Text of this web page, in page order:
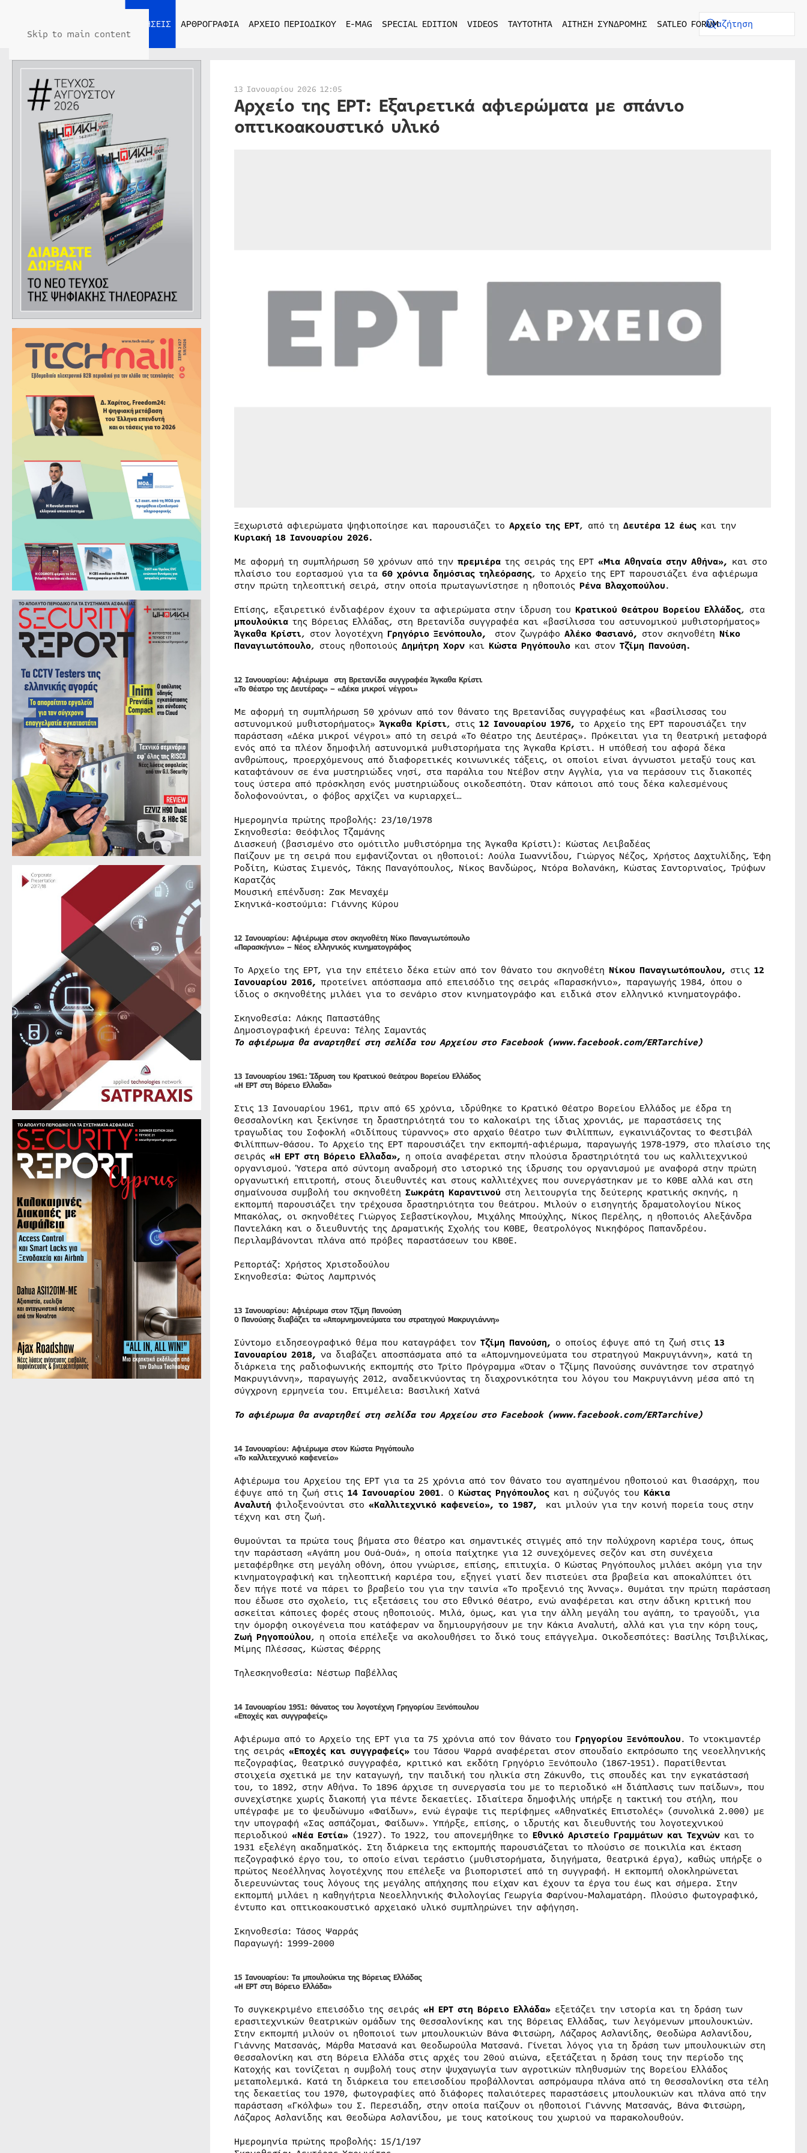
Skip to main content
ΕΙΔΗΣΕΙΣ ΑΡΘΡΟΓΡΑΦΙΑ ΑΡΧΕΙΟ ΠΕΡΙΟΔΙΚΟΥ E-MAG SPECIAL EDITION VIDEOS ΤΑΥΤΟΤΗΤΑ ΑΙΤΗΣΗ ΣΥΝΔΡΟΜΗΣ SATLEO FORUM
13 Ιανουαρίου 2026 12:05
Αρχείο της ΕΡΤ: Εξαιρετικά αφιερώματα με σπάνιο
οπτικοακουστικό υλικό
Ξεχωριστά αφιερώματα ψηφιοποίησε και παρουσιάζει το Αρχείο της ΕΡΤ, από τη Δευτέρα 12 έως και την
Κυριακή 18 Ιανουαρίου 2026.
Με αφορμή τη συμπλήρωση 50 χρόνων από την πρεμιέρατης σειράς της ΕΡΤ «Μια Αθηναία στην Αθήνα», και στο
πλαίσιο του εορτασμού για τα 60 χρόνια δημόσιας τηλεόρασης, το Αρχείο της ΕΡΤ παρουσιάζει ένα αφιέρωμα
στην πρώτη τηλεοπτική σειρά, στην οποία πρωταγωνίστησε η ηθοποιός Ρένα Βλαχοπούλου.
Επίσης, εξαιρετικό ένδιαφέρον έχουν τα αφιερώματα στην ίδρυση του Κρατικού Θεάτρου Βορείου Ελλάδος, στα
μπουλούκιατης Βόρειας Ελλάδας, στη Βρετανίδα συγγραφέα και «βασίλισσα του αστυνομικού μυθιστορήματος»
Άγκαθα Κρίστι, στον λογοτέχνη Γρηγόριο Ξενόπουλο, στον ζωγράφο Αλέκο Φασιανό, στον σκηνοθέτη Νίκο
Παναγιωτόπουλο, στους ηθοποιούς Δημήτρη Χορνκαι Κώστα Ρηγόπουλοκαι στον Τζίμη Πανούση.
12 Ιανουαρίου: Αφιέρωμα στη Βρετανίδα συγγραφέα Άγκαθα Κρίστι
«Το Θέατρο της Δευτέρας» – «Δέκα μικροί νέγροι»
Με αφορμή τη συμπλήρωση 50 χρόνων από τον θάνατο της Βρετανίδας συγγραφέως και «βασίλισσας του
αστυνομικού μυθιστορήματος» Άγκαθα Κρίστι, στις 12 Ιανουαρίου 1976, το Αρχείο της ΕΡΤ παρουσιάζει την
παράσταση «Δέκα μικροί νέγροι» από τη σειρά «Το Θέατρο της Δευτέρας». Πρόκειται για τη θεατρική μεταφορά
ενός από τα πλέον δημοφιλή αστυνομικά μυθιστορήματα της Άγκαθα Κρίστι. Η υπόθεσή του αφορά δέκα
ανθρώπους, προερχόμενους από διαφορετικές κοινωνικές τάξεις, οι οποίοι είναι άγνωστοι μεταξύ τους και
καταφτάνουν σε ένα μυστηριώδες νησί, στα παράλια του Ντέβον στην Αγγλία, για να περάσουν τις διακοπές
τους ύστερα από πρόσκληση ενός μυστηριώδους οικοδεσπότη. Όταν κάποιοι από τους δέκα καλεσμένους
δολοφονούνται, ο φόβος αρχίζει να κυριαρχεί…
Ημερομηνία πρώτης προβολής: 23/10/1978
Σκηνοθεσία: Θεόφιλος Τζαμάνης
Διασκευή (βασισμένο στο ομότιτλο μυθιστόρημα της Άγκαθα Κρίστι): Κώστας Λειβαδέας
Παίζουν με τη σειρά που εμφανίζονται οι ηθοποιοί: Λούλα Ιωαννίδου, Γιώργος Νέζος, Χρήστος Δαχτυλίδης, Έφη
Ροδίτη, Κώστας Σιμενός, Τάκης Παναγόπουλος, Νίκος Βανδώρος, Ντόρα Βολανάκη, Κώστας Σαντοριναίος, Τρύφων
Καρατζάς
Μουσική επένδυση: Ζακ Μεναχέμ
Σκηνικά-κοστούμια: Γιάννης Κύρου
12 Ιανουαρίου: Αφιέρωμα στον σκηνοθέτη Νίκο Παναγιωτόπουλο
«Παρασκήνιο» – Νέος ελληνικός κινηματογράφος
Το Αρχείο της ΕΡΤ, για την επέτειο δέκα ετών από τον θάνατο του σκηνοθέτη Νίκου Παναγιωτόπουλου, στις 12
Ιανουαρίου 2016, προτείνει απόσπασμα από επεισόδιο της σειράς «Παρασκήνιο», παραγωγής 1984, όπου ο
ίδιος ο σκηνοθέτης μιλάει για το σενάριο στον κινηματογράφο και ειδικά στον ελληνικό κινηματογράφο.
Σκηνοθεσία: Λάκης Παπαστάθης
Δημοσιογραφική έρευνα: Τέλης Σαμαντάς
Το αφιέρωμα θα αναρτηθεί στη σελίδα του Αρχείου στο Facebook (www.facebook.com/ERTarchive)
13 Ιανουαρίου 1961:Ίδρυση του Κρατικού Θεάτρου Βορείου Ελλάδος
«Η ΕΡΤ στη Βόρειο Ελλαδα»
Στις 13 Ιανουαρίου 1961, πριν από 65 χρόνια, ιδρύθηκε το Κρατικό Θέατρο Βορείου Ελλάδος με έδρα τη
Θεσσαλονίκη και ξεκίνησε τη δραστηριότητά του το καλοκαίρι της ίδιας χρονιάς, με παραστάσεις της
τραγωδίας του Σοφοκλή «Οιδίπους τύραννος» στο αρχαίο θέατρο των Φιλίππων, εγκαινιάζοντας το Φεστιβάλ
Φιλίππων-Θάσου. Το Αρχείο της ΕΡΤ παρουσιάζει την εκπομπή-αφιέρωμα, παραγωγής 1978-1979, στο πλαίσιο της
σειράς «Η ΕΡΤ στη Βόρειο Ελλαδα», η οποία αναφέρεται στην πλούσια δραστηριότητά του ως καλλιτεχνικού
οργανισμού. Ύστερα από σύντομη αναδρομή στο ιστορικό της ίδρυσης του οργανισμού με αναφορά στην πρώτη
οργανωτική επιτροπή, στους διευθυντές και στους καλλιτέχνες που συνεργάστηκαν με το ΚΘΒΕ αλλά και στη
σημαίνουσα συμβολή του σκηνοθέτη Σωκράτη Καραντινού στη λειτουργία της δεύτερης κρατικής σκηνής, η
εκπομπή παρουσιάζει την τρέχουσα δραστηριότητα του θεάτρου. Μιλούν ο εισηγητής δραματολογίου Νίκος
Μπακόλας, οι σκηνοθέτες Γιώργος Σεβαστίκογλου, Μιχάλης Μπούχλης, Νίκος Περέλης, η ηθοποιός Αλεξάνδρα
Παντελάκη και ο διευθυντής της Δραματικής Σχολής του ΚΘΒΕ, θεατρολόγος Νικηφόρος Παπανδρέου.
Περιλαμβάνονται πλάνα από πρόβες παραστάσεων του ΚΒΘΕ.
Ρεπορτάζ: Χρήστος Χριστοδούλου
Σκηνοθεσία: Φώτος Λαμπρινός
13 Ιανουαρίου: Αφιέρωμα στον Τζίμη Πανούση
O Πανούσης διαβάζει τα «Απομνημονεύματα του στρατηγού Μακρυγιάννη»
Σύντομο ειδησεογραφικό θέμα που καταγράφει τον Τζίμη Πανούση, ο οποίος έφυγε από τη ζωή στις 13
Ιανουαρίου 2018, να διαβάζει αποσπάσματα από τα «Απομνημονεύματα του στρατηγού Μακρυγιάννη», κατά τη
διάρκεια της ραδιοφωνικής εκπομπής στο Τρίτο Πρόγραμμα «Όταν ο Τζίμης Πανούσης συνάντησε τον στρατηγό
Μακρυγιάννη», παραγωγής 2012, αναδεικνύοντας τη διαχρονικότητα του λόγου του Μακρυγιάννη μέσα από τη
σύγχρονη ερμηνεία του. Επιμέλεια: Βασιλική Χαϊνά
Το αφιέρωμα θα αναρτηθεί στη σελίδα του Αρχείου στο Facebook (www.facebook.com/ERTarchive)
14 Ιανουαρίου: Αφιέρωμα στον Κώστα Ρηγόπουλο
«Το καλλιτεχνικό καφενείο»
Αφιέρωμα του Αρχείου της ΕΡΤ για τα 25 χρόνια από τον θάνατο του αγαπημένου ηθοποιού και θιασάρχη, που
έφυγε από τη ζωή στις 14 Ιανουαρίου 2001. Ο Κώστας Ρηγόπουλοςκαι η σύζυγός του Κάκια
Αναλυτή φιλοξενούνται στο «Καλλιτεχνικό καφενείο», το 1987,
και μιλούν για την κοινή πορεία τους στην
τέχνη και στη ζωή.
Θυμούνται τα πρώτα τους βήματα στο θέατρο και σημαντικές στιγμές από την πολύχρονη καριέρα τους, όπως
την παράσταση «Αγάπη μου Ουά-Ουά», η οποία παίχτηκε για 12 συνεχόμενες σεζόν και στη συνέχεια
μεταφέρθηκε στη μεγάλη οθόνη, όπου γνώρισε, επίσης, επιτυχία. Ο Κώστας Ρηγόπουλος μιλάει ακόμη για την
κινηματογραφική και τηλεοπτική καριέρα του, εξηγεί γιατί δεν πιστεύει στα βραβεία και αποκαλύπτει ότι
δεν πήγε ποτέ να πάρει το βραβείο του για την ταινία «Το προξενιό της Άννας». Θυμάται την πρώτη παράσταση
που έδωσε στο σχολείο, τις εξετάσεις του στο Εθνικό Θέατρο, ενώ αναφέρεται και στην άδικη κριτική που
ασκείται κάποιες φορές στους ηθοποιούς. Μιλά, όμως, και για την άλλη μεγάλη του αγάπη, το τραγούδι, για
την όμορφη οικογένεια που κατάφεραν να δημιουργήσουν με την Κάκια Αναλυτή, αλλά και για την κόρη τους,
Ζωή Ρηγοπούλου, η οποία επέλεξε να ακολουθήσει το δικό τους επάγγελμα. Οικοδεσπότες: Βασίλης Τσιβιλίκας,
Μίμης Πλέσσας, Κώστας Φέρρης
Τηλεσκηνοθεσία: Νέστωρ Παβέλλας
14 Ιανουαρίου 1951: Θάνατος του λογοτέχνη Γρηγορίου Ξενόπουλου
«Εποχές και συγγραφείς»
Αφιέρωμα από το Αρχείο της ΕΡΤ για τα 75 χρόνια από τον θάνατο του Γρηγορίου Ξενόπουλου. Το ντοκιμαντέρ
της σειράς «Εποχές και συγγραφείς»του Τάσου Ψαρρά αναφέρεται στον σπουδαίο εκπρόσωπο της νεοελληνικής
πεζογραφίας, θεατρικό συγγραφέα, κριτικό και εκδότη Γρηγόριο Ξενόπουλο (1867-1951). Παρατίθενται
στοιχεία σχετικά με την καταγωγή, την παιδική του ηλικία στη Ζάκυνθο, τις σπουδές και την εγκατάστασή
του, το 1892, στην Αθήνα. Το 1896 άρχισε τη συνεργασία του με το περιοδικό «Η διάπλασις των παίδων», που
συνεχίστηκε χωρίς διακοπή για πέντε δεκαετίες. Ιδιαίτερα δημοφιλής υπήρξε η τακτική του στήλη, που
υπέγραφε με το ψευδώνυμο «Φαίδων», ενώ έγραψε τις περίφημες «Αθηναϊκές Επιστολές» (συνολικά 2.000) με
την υπογραφή «Σας ασπάζομαι, Φαίδων». Υπήρξε, επίσης, ο ιδρυτής και διευθυντής του λογοτεχνικού
περιοδικού «Νέα Εστία»(1927). Το 1922, του απονεμήθηκε το Εθνικό Αριστείο Γραμμάτων και Τεχνώνκαι το
1931 εξελέγη ακαδημαϊκός. Στη διάρκεια της εκπομπής παρουσιάζεται το πλούσιο σε ποικιλία και έκταση
πεζογραφικό έργο του, το οποίο είναι τεράστιο (μυθιστορήματα, διηγήματα, θεατρικά έργα), καθώς υπήρξε ο
πρώτος Νεοέλληνας λογοτέχνης που επέλεξε να βιοποριστεί από τη συγγραφή. Η εκπομπή ολοκληρώνεται
διερευνώντας τους λόγους της μεγάλης απήχησης που είχαν και έχουν τα έργα του έως και σήμερα. Στην
εκπομπή μιλάει η καθηγήτρια Νεοελληνικής Φιλολογίας Γεωργία Φαρίνου-Μαλαματάρη. Πλούσιο φωτογραφικό,
έντυπο και οπτικοακουστικό αρχειακό υλικό συμπληρώνει την αφήγηση.
Σκηνοθεσία: Τάσος Ψαρράς
Παραγωγή: 1999-2000
15 Ιανουαρίου: Τα μπουλούκια της Βόρειας Ελλάδας
«Η ΕΡΤ στη Βόρειο Ελλάδα»
Το συγκεκριμένο επεισόδιο της σειράς «Η ΕΡΤ στη Βόρειο Ελλάδα»εξετάζει την ιστορία και τη δράση των
ερασιτεχνικών θεατρικών ομάδων της Θεσσαλονίκης και της Βόρειας Ελλάδας, των λεγόμενων μπουλουκιών.
Στην εκπομπή μιλούν οι ηθοποιοί των μπουλουκιών Βάνα Φιτσώρη, Λάζαρος Ασλανίδης, Θεοδώρα Ασλανίδου,
Γιάννης Ματσανάς, Μάρθα Ματσανά και Θεοδωρούλα Ματσανά. Γίνεται λόγος για τη δράση των μπουλουκιών στη
Θεσσαλονίκη και στη Βόρεια Ελλάδα στις αρχές του 20ού αιώνα, εξετάζεται η δράση τους την περίοδο της
Κατοχής και τονίζεται η συμβολή τους στην ψυχαγωγία των αγροτικών πληθυσμών της Βορείου Ελλάδος
μεταπολεμικά. Κατά τη διάρκεια του επεισοδίου προβάλλονται ασπρόμαυρα πλάνα από τη Θεσσαλονίκη στα τέλη
της δεκαετίας του 1970, φωτογραφίες από διάφορες παλαιότερες παραστάσεις μπουλουκιών και πλάνα από την
παράσταση «Γκόλφω» του Σ. Περεσιάδη, στην οποία παίζουν οι ηθοποιοί Γιάννης Ματσανάς, Βάνα Φιτσώρη,
Λάζαρος Ασλανίδης και Θεοδώρα Ασλανίδου, με τους κατοίκους του χωριού να παρακολουθούν.
Ημερομηνία πρώτης προβολής: 15/1/197